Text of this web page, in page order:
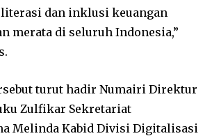
dan inklusi keuangan
merata di seluruh Indonesia,”
turut hadir Numairi Direktur
Zulfikar Sekretariat
Melinda Kabid Divisi Digitalisasi